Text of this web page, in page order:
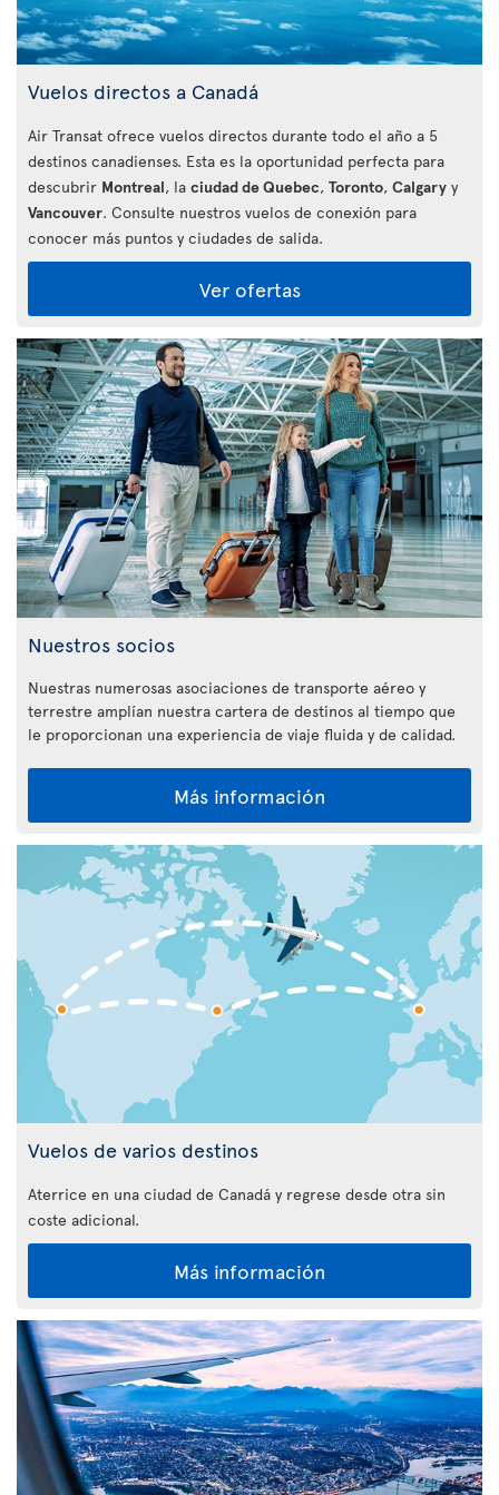
Vuelos directos a Canadá
Air Transat ofrece vuelos directos durante todo el año a 5
destinos canadienses. Esta es la oportunidad perfecta para
descubrir Montreal, la ciudad de Quebec, Toronto, Calgary y
Vancouver. Consulte nuestros vuelos de conexión para
conocer más puntos y ciudades de salida.
Ver ofertas
Nuestros socios
Nuestras numerosas asociaciones de transporte aéreo y
terrestre amplían nuestra cartera de destinos al tiempo que
le proporcionan una experiencia de viaje fluida y de calidad.
Más información
Vuelos de varios destinos
Aterrice en una ciudad de Canadá y regrese desde otra sin
coste adicional.
Más información